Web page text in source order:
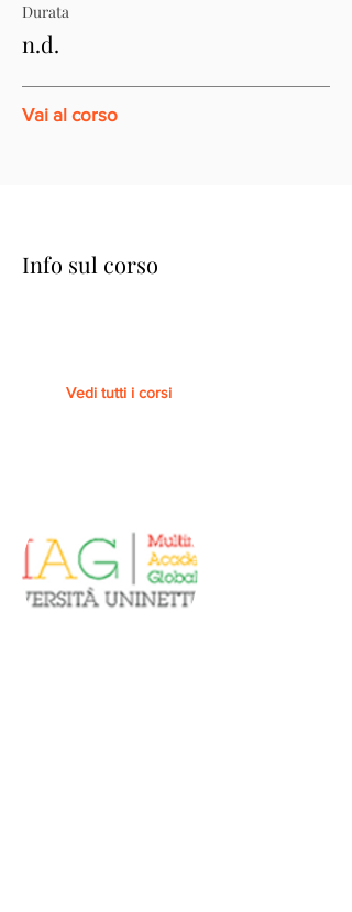
Durata
n.d.
Vai al corso
Info sul corso
Vedi tutti i corsi